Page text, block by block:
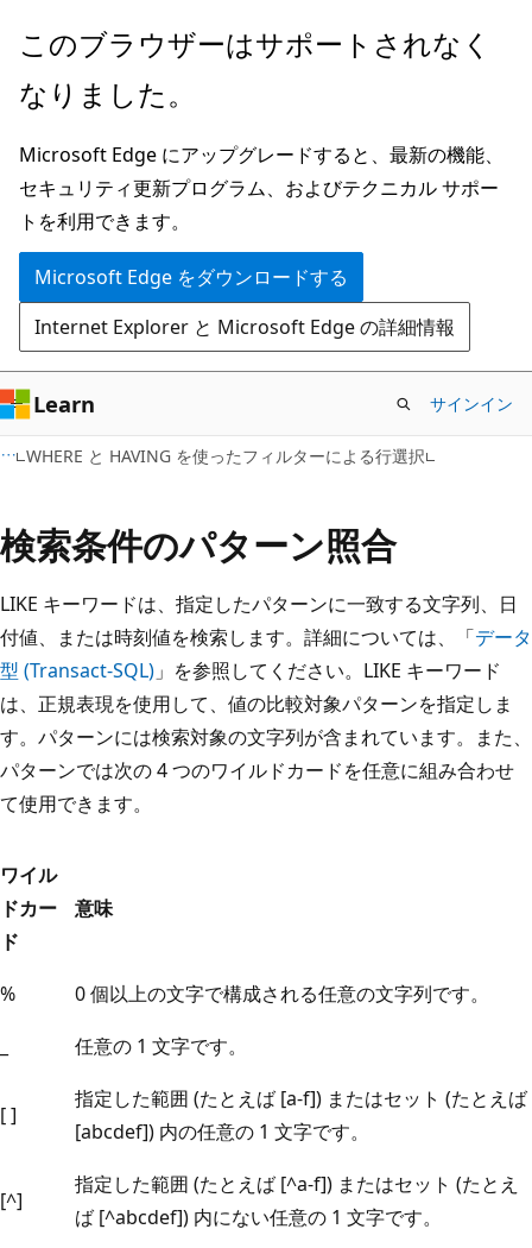
メ
ン
ン
テ
ン
ツ
に
ス
キ
ッ
プ
このブラウザーはサポートされなく
なりました。
Microsoft Edge にアップグレードすると、最新の機能、
セキュリティ更新プログラム、およびテクニカル サポー
トを利用できます。
Microsoft Edge をダウンロードする
Internet Explorer と Microsoft Edge の詳細情報
Learn サインイン
WHERE と HAVING を使ったフィルターによる行選択
検索条件のパターン照合
LIKE キーワードは、指定したパターンに一致する文字列、日
付値、または時刻値を検索します。詳細については、「データ
型 (Transact-SQL) 」を参照してください。LIKE キーワード
は、正規表現を使用して、値の比較対象パターンを指定しま
す。パターンには検索対象の文字列が含まれています。また、
パターンでは次の 4 つのワイルドカードを任意に組み合わせ
て使用できます。
ワイル
ドカー
ド
意味
%
0 個以上の文字で構成される任意の文字列です。
任意の 1 文字です。
[ ]
指定した範囲 (たとえば [a-f]) またはセット (たとえば
[abcdef]) 内の任意の 1 文字です。
[^]
指定した範囲 (たとえば [^a-f]) またはセット (たとえ
ば [^abcdef]) 内にない任意の 1 文字です。